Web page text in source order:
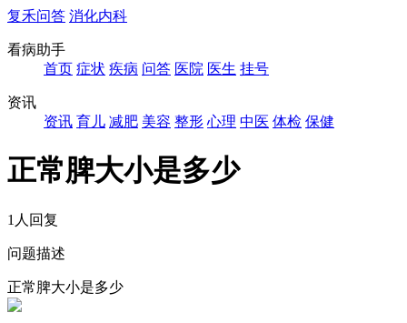
复禾问答 消化内科
看病助手
首页 症状 疾病 问答 医院 医生 挂号
资讯
资讯 育儿 减肥 美容 整形 心理 中医 体检 保健
正常脾大小是多少
1人回复
问题描述
正常脾大小是多少